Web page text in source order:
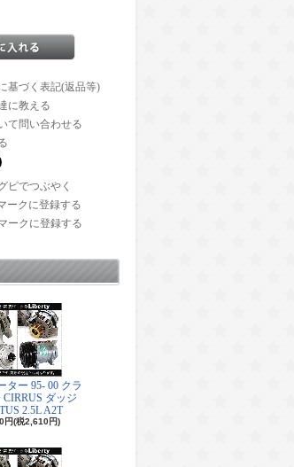
基づく表記(返品等)
に教える
て問い合わせる
ピでつぶやく
ークに登録する
ークに登録する
ター 95- 00 クラ
CIRRUS ダッジ
2.5L A2T
円(税2,610円)